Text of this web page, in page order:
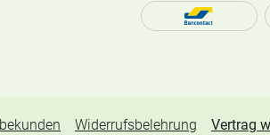
Widerrufsbelehrung Vertrag